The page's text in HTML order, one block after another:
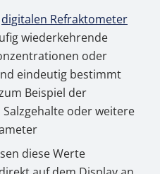
digitalen Refraktometer
wiederkehrende
oder
eindeutig bestimmt
Beispiel der
oder weitere
diese Werte